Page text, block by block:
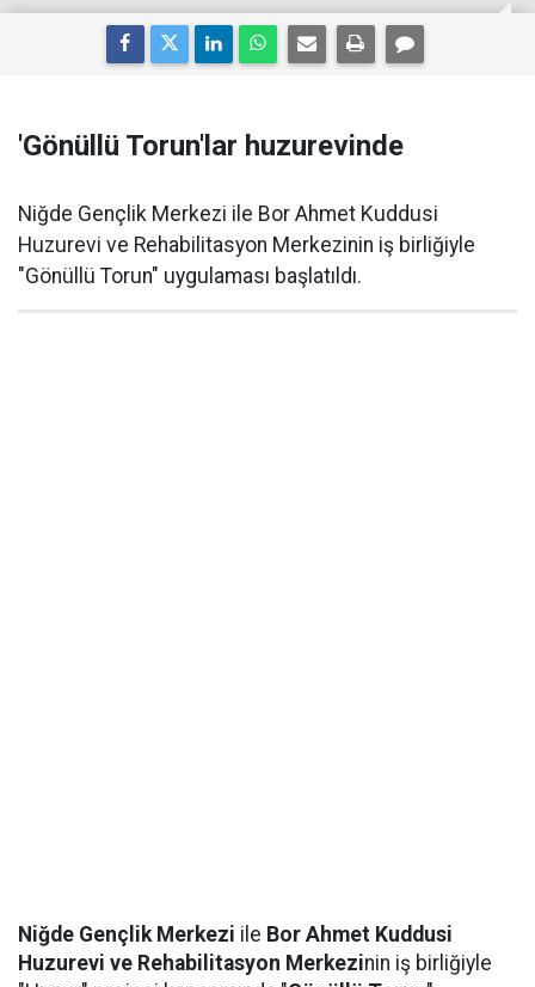
'Gönüllü Torun'lar huzurevinde
Niğde Gençlik Merkezi ile Bor Ahmet Kuddusi
Huzurevi ve Rehabilitasyon Merkezinin iş birliğiyle
"Gönüllü Torun" uygulaması başlatıldı.
Niğde Gençlik Merkezi ile Bor Ahmet Kuddusi
Huzurevi ve Rehabilitasyon Merkezinin iş birliğiyle